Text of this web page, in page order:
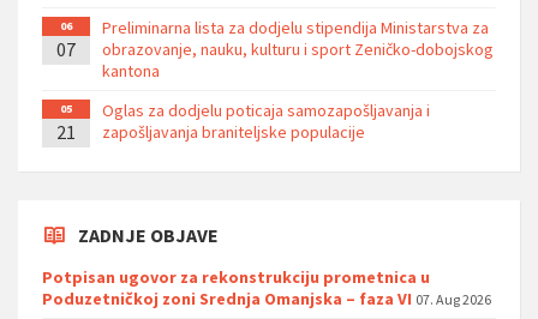
06
07
Preliminarna lista za dodjelu stipendija Ministarstva za
obrazovanje, nauku, kulturu i sport Zeničko-dobojskog
kantona
05
21
Oglas za dodjelu poticaja samozapošljavanja i
zapošljavanja braniteljske populacije
ZADNJE OBJAVE
Potpisan ugovor za rekonstrukciju prometnica u
Poduzetničkoj zoni Srednja Omanjska – faza VI 07. Aug 2026